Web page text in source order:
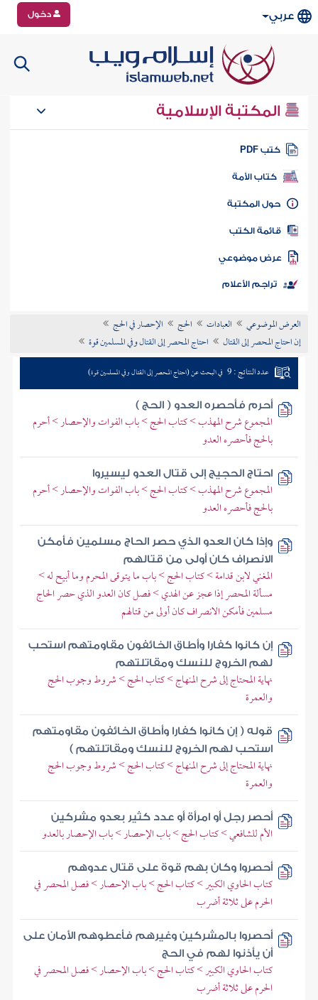
عربي دخول
المكتبة الإسلامية
كتب PDF
كتاب الأمة
المكتبة
الكتب
موضوعي
تراجم الأعلام
العرض الموضوعي العبادات الحج
الإحصار في الحج
إن احتاج المحصر إلى القتال
احتاج المحصر إلى القتال وفي المسلمين قوة
عدد النتائج : 9 في البحث عن (احتاج المحصر إلى القتال وفي المسلمين قوة)
أحرم فأحصره العدو ( الحج )
المجموع شرح المهذب > كتاب الحج > باب الفوات والإحصار > أحرم
بالحج فأحصره العدو
احتاج الحجيج إلى قتال العدو ليسيروا
المجموع شرح المهذب > كتاب الحج > باب الفوات والإحصار > أحرم
بالحج فأحصره العدو
وإذا كان العدو الذي حصر الحاج مسلمين فأمكن
الانصراف كان أولى من قتالهم
المغني لابن قدامة > كتاب الحج > باب ما يتوقى المحرم وما أبيح له >
مسألة المحصر إذا عجز عن الهدي > فصل كان العدو الذي حصر الحاج
مسلمين فأمكن الانصراف كان أولى من قتالهم
إن كانوا كفارا وأطاق الخائفون مقاومتهم استحب
لهم الخروج للنسك ومقاتلتهم
نهاية المحتاج إلى شرح المنهاج > كتاب الحج > شروط وجوب الحج
والعمرة
قوله ( إن كانوا كفارا وأطاق الخائفون مقاومتهم
استحب لهم الخروج للنسك ومقاتلتهم )
نهاية المحتاج إلى شرح المنهاج > كتاب الحج > شروط وجوب الحج
والعمرة
أحصر رجل أو امرأة أو عدد كثير بعدو مشركين
الأم للشافعي > كتاب الحج > باب الإحصار > باب الإحصار بالعدو
أحصروا وكان بهم قوة على قتال عدوهم
كتاب الحاوي الكبير > كتاب الحج > باب الإحصار > فصل المحصر في
الحرم على ثلاثة أضرب
أحصروا بالمشركين وغيرهم فأعطوهم الأمان على
أن يأذنوا لهم في الحج
كتاب الحاوي الكبير > كتاب الحج > باب الإحصار > فصل المحصر في
الحرم على ثلاثة أضرب